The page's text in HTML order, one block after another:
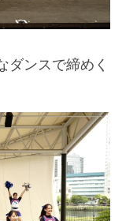
ダンスで締めく